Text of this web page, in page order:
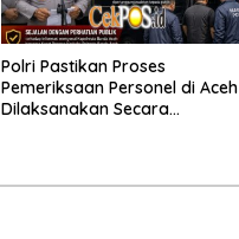
Polri Pastikan Proses
Pemeriksaan Personel di Aceh
Dilaksanakan Secara